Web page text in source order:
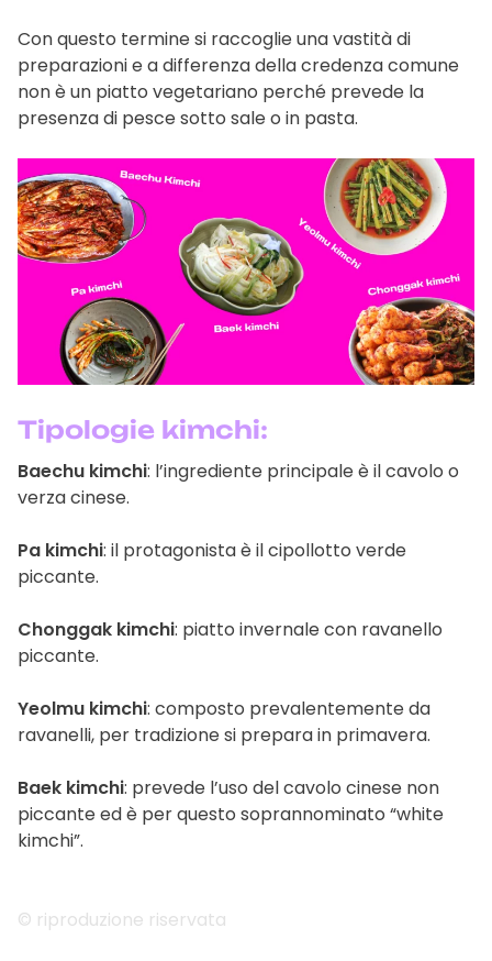
Con questo termine si raccoglie una vastità di
preparazioni e a differenza della credenza comune
non è un piatto vegetariano perché prevede la
presenza di pesce sotto sale o in pasta.
Tipologie kimchi:
Baechu kimchi: l’ingrediente principale è il cavolo o
verza cinese.
Pa kimchi: il protagonista è il cipollotto verde
piccante.
Chonggak kimchi: piatto invernale con ravanello
piccante.
Yeolmu kimchi: composto prevalentemente da
ravanelli, per tradizione si prepara in primavera.
Baek kimchi: prevede l’uso del cavolo cinese non
piccante ed è per questo soprannominato “white
kimchi”.
© riproduzione riservata